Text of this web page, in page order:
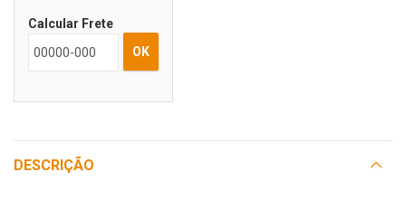
Calcular Frete
OK
DESCRIÇÃO